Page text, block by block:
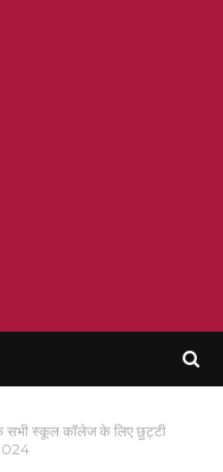
सभी स्कूल कॉलेज के लिए छुट्टी